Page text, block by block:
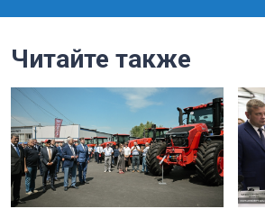
Читайте также